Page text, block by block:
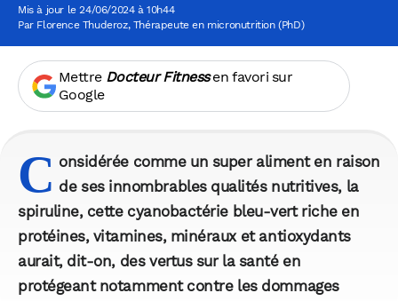
Mis à jour le 24/06/2024 à 10h44
Par Florence Thuderoz, Thérapeute en micronutrition (PhD)
Mettre Docteur Fitnessen favori sur
Google
C onsidérée comme un super aliment en raison
de ses innombrables qualités nutritives, la
spiruline, cette cyanobactérie bleu-vert riche en
protéines, vitamines, minéraux et antioxydants
aurait, dit-on, des vertus sur la santé en
protégeant notamment contre les dommages